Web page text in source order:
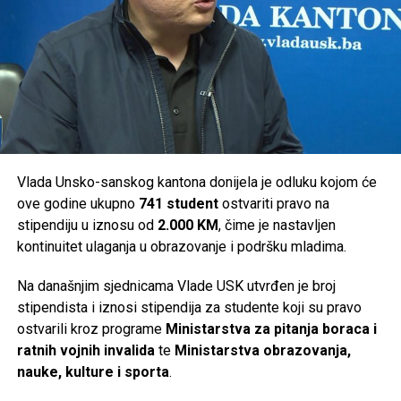
Bosanski Petrovac –36.000 KM
46.000 KM
Sanski Most –36.000 KM
Velika Kladuša – 36.000 KM
Ukupno je za podršku turističkim manifestacijama na
Share Post
Share
Tweet Share
Mail
Vlada Unsko-sanskog kantona donijela je odluku kojom će
ove godine ukupno 741 studentostvariti pravo na
stipendiju u iznosu od 2.000 KM, čime je nastavljen
kontinuitet ulaganja u obrazovanje i podršku mladima.
Na današnjim sjednicama Vlade USK utvrđen je broj
stipendista i iznosi stipendija za studente koji su pravo
ostvarili kroz programe Ministarstva za pitanja boraca i
ratnih vojnih invalida te Ministarstva obrazovanja,
nauke, kulture i sporta.